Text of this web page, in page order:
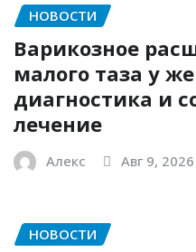
НОВОСТИ
Варикозное
малого таза у
диагностика и
лечение
Алекс Авг 9, 2026
НОВОСТИ